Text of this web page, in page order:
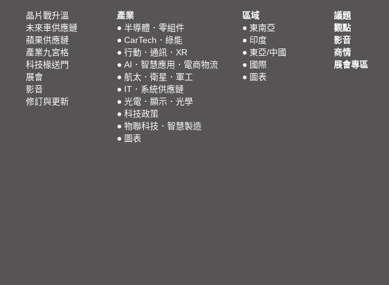
晶片戰升溫
未來車供應鏈
蘋果供應鏈
產業九宮格
科技椽送門
展會
影音
修訂與更新
產業
● 半導體．零組件
● CarTech．綠能
● 行動．通訊．XR
● AI．智慧應用．電商物流
● 航太．衛星．軍工
● IT．系統供應鏈
● 光電．顯示．光學
● 科技政策
● 物聯科技．智慧製造
● 圖表
區域
● 東南亞
● 印度
● 東亞/中國
● 國際
● 圖表
議題
觀點
影音
商情
展會專區